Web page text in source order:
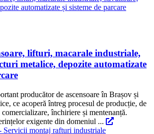
lifturi, macarale industriale,
metalice, depozite automatizate
producător de ascensoare în Brașov și
ce acoperă întreg procesul de producție, de
închiriere și mentenanță.
exigente din domeniul ...